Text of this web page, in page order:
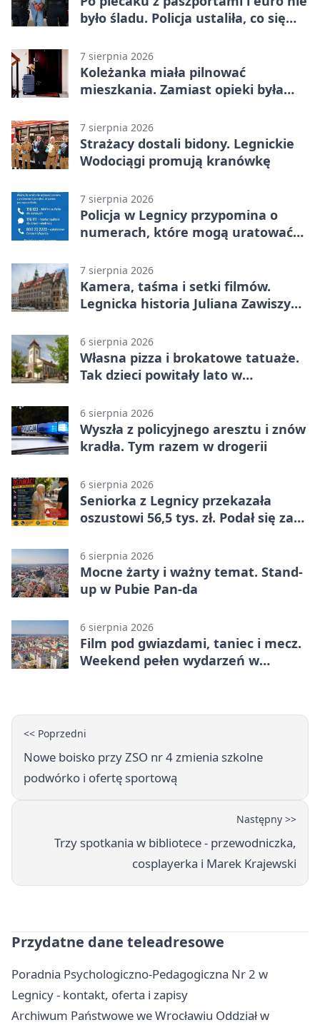
było śladu. Policja ustaliła, co się
7 sierpnia 2026
Koleżanka miała pilnować
mieszkania. Zamiast opieki była
7 sierpnia 2026
Strażacy dostali bidony. Legnickie
Wodociągi promują kranówkę
7 sierpnia 2026
Policja w Legnicy przypomina o
numerach, które mogą uratować
7 sierpnia 2026
Kamera, taśma i setki filmów.
Legnicka historia Juliana Zawiszy
6 sierpnia 2026
Własna pizza i brokatowe tatuaże.
Tak dzieci powitały lato w
6 sierpnia 2026
Wyszła z policyjnego aresztu i znów
kradła. Tym razem w drogerii
6 sierpnia 2026
Seniorka z Legnicy przekazała
oszustowi 56,5 tys. zł. Podał się za
6 sierpnia 2026
Mocne żarty i ważny temat. Stand-
up w Pubie Pan-da
6 sierpnia 2026
Film pod gwiazdami, taniec i mecz.
Weekend pełen wydarzeń w
<< Poprzedni
Nowe boisko przy ZSO nr 4 zmienia szkolne
podwórko i ofertę sportową
Następny >>
Trzy spotkania w bibliotece - przewodniczka,
cosplayerka i Marek Krajewski
Przydatne dane teleadresowe
Poradnia Psychologiczno-Pedagogiczna Nr 2 w
Legnicy - kontakt, oferta i zapisy
Archiwum Państwowe we Wrocławiu Oddział w